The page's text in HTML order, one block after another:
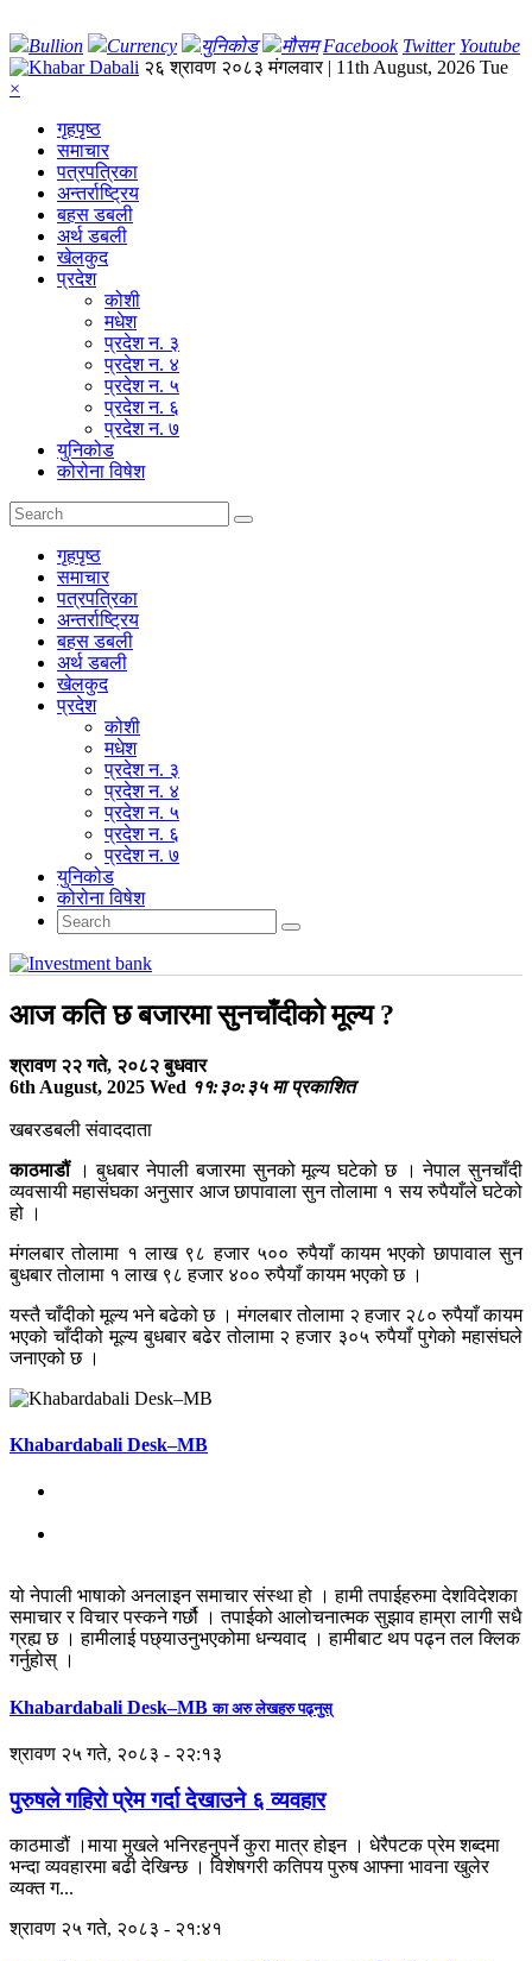
Bullion Currency युनिकोड मौसम Facebook Twitter Youtube
२६ श्रावण २०८३ मंगलवार | 11th August, 2026 Tue
×
गृहपृष्‍ठ
समाचार
पत्रपत्रिका
अन्तर्राष्ट्रिय
बहस डबली
अर्थ डबली
खेलकुद
प्रदेश
कोशी
मधेश
प्रदेश न. ३
प्रदेश न. ४
प्रदेश न. ५
प्रदेश न. ६
प्रदेश न. ७
युनिकोड
कोरोना विषेश
गृहपृष्‍ठ
समाचार
पत्रपत्रिका
अन्तर्राष्ट्रिय
बहस डबली
अर्थ डबली
खेलकुद
प्रदेश
कोशी
मधेश
प्रदेश न. ३
प्रदेश न. ४
प्रदेश न. ५
प्रदेश न. ६
प्रदेश न. ७
युनिकोड
कोरोना विषेश
आज कति छ बजारमा सुनचाँदीको मूल्य ?
श्रावण २२ गते, २०८२ बुधवार
6th August, 2025 Wed ११:३०:३५ मा प्रकाशित
खबरडबली संवाददाता
काठमाडौं
। बुधबार नेपाली बजारमा सुनको मूल्य घटेको छ । नेपाल सुनचाँदी
व्यवसायी महासंघका अनुसार आज छापावाला सुन तोलामा १ सय रुपैयाँले घटेको
हो ।
मंगलबार तोलामा १ लाख ९८ हजार ५०० रुपैयाँ कायम भएको छापावाल सुन
बुधबार तोलामा १ लाख ९८ हजार ४०० रुपैयाँ कायम भएको छ ।
यस्तै चाँदीको मूल्य भने बढेको छ । मंगलबार तोलामा २ हजार २८० रुपैयाँ कायम
भएको चाँदीको मूल्य बुधबार बढेर तोलामा २ हजार ३०५ रुपैयाँ पुगेको महासंघले
जनाएको छ ।
Khabardabali Desk–MB
यो नेपाली भाषाको अनलाइन समाचार संस्था हो । हामी तपाईहरुमा देशविदेशका
समाचार र विचार पस्कने गर्छौ । तपाईको आलोचनात्मक सुझाव हाम्रा लागी सधै
ग्रह्य छ । हामीलाई पछ्याउनुभएकोमा धन्यवाद । हामीबाट थप पढ्न तल क्लिक
गर्नुहोस् ।
Khabardabali Desk–MBका अरु लेखहरु पढ्नुस्
श्रावण २५ गते, २०८३ - २२:१३
पुरुषले गहिरो प्रेम गर्दा देखाउने ६ व्यवहार
काठमाडौं ।माया मुखले भनिरहनुपर्ने कुरा मात्र होइन । धेरैपटक प्रेम शब्दमा
भन्दा व्यवहारमा बढी देखिन्छ । विशेषगरी कतिपय पुरुष आफ्ना भावना खुलेर
व्यक्त ग...
श्रावण २५ गते, २०८३ - २१:४१